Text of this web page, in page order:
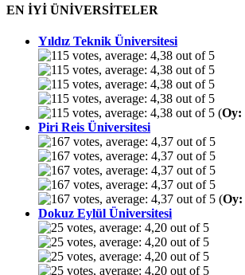
EN İYİ ÜNİVERSİTELER
Yıldız Teknik Üniversitesi
(Oy:
Piri Reis Üniversitesi
(Oy:
Dokuz Eylül Üniversitesi